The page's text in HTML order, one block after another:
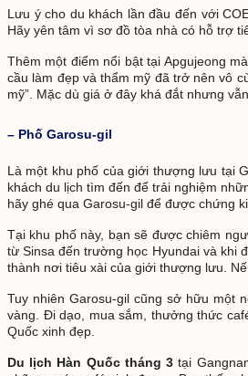
Lưu ý cho du khách lần đầu đến với
Hãy yên tâm vì sơ đồ tòa nhà có hỗ trợ
Thêm một điểm nổi bật tại Apgujeong
cầu làm đẹp và thẩm mỹ đã trở nên vô
mỹ”. Mặc dù giá ở đây khá đắt nhưng
– Phố Garosu-gil
Là một khu phố của giới thượng lưu tại
khách du lịch tìm đến để trải nghiệm
hãy ghé qua Garosu-gil để được chứng
Tại khu phố này, bạn sẽ được chiêm
từ Sinsa đến trường học Hyundai và khi
thành nơi tiêu xài của giới thượng lưu.
Tuy nhiên Garosu-gil cũng sở hữu một
vàng. Đi dạo, mua sắm, thưởng thức
Quốc xinh đẹp.
Du lịch Hàn Quốc tháng 3tại